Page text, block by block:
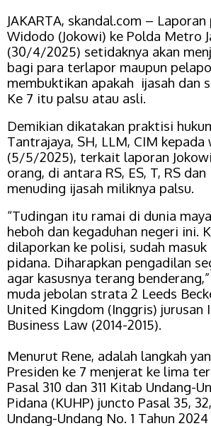
JAKARTA, skandal.com – Laporan
Widodo (Jokowi) ke Polda Metro
(30/4/2025) setidaknya akan
bagi para terlapor maupun
membuktikan apakah ijasah dan
Ke 7 itu palsu atau asli.
Demikian dikatakan praktisi
Tantrajaya, SH, LLM, CIM
(5/5/2025), terkait laporan
orang, di antara RS, ES, T, RS
menuding ijasah miliknya palsu.
“Tudingan itu ramai di dunia
heboh dan kegaduhan negeri ini.
dilaporkan ke polisi, sudah masuk
pidana. Diharapkan pengadilan
agar kasusnya terang
muda jebolan strata 2 Leeds
United Kingdom (Inggris) jurusan
Business Law (2014-2015).
Menurut Rene, adalah langkah
Presiden ke 7 menjerat ke lima
Pasal 310 dan 311 Kitab Undang-
Pidana (KUHP) juncto Pasal 35,
Undang-Undang No. 1 Tahun